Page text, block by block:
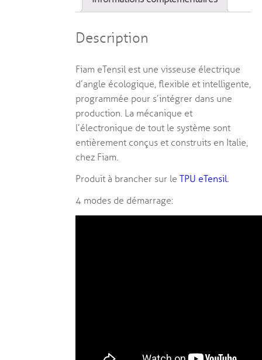
Description
Fiam eTensil est une visseuse électrique
d’angle écologique, flexible et intelligente,
programmée pour s’intégrer dans une
production. La mécanique et
l’électronique de tout le système sont
entièrement conçus et construits en Italie,
chez Fiam.
Produit à brancher sur leTPU eTensil.
4 modes de démarrage :